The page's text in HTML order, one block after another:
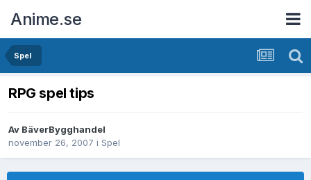
Anime.se
Spel
RPG spel tips
Av BäverBygghandel
november 26, 2007 i Spel